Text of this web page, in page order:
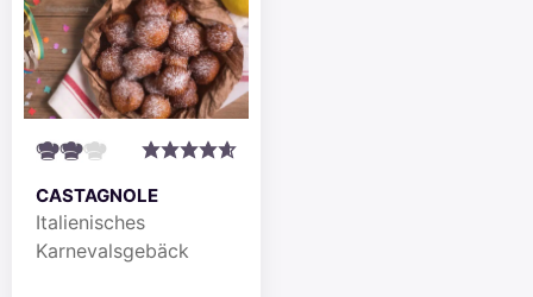
CASTAGNOLE
Italienisches
Karnevalsgebäck